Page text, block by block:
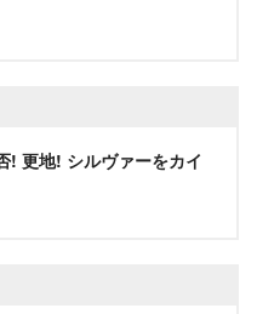
! 更地! シルヴァーをカイ